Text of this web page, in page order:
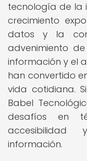
tecnología de la
crecimiento
datos y la
advenimiento
información y el
han convertido
vida cotidiana.
Babel
desafíos en
información.